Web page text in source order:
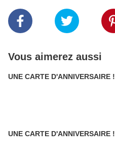
Vous aimerez aussi
UNE CARTE D'ANNIVERSAIRE !
UNE CARTE D'ANNIVERSAIRE !